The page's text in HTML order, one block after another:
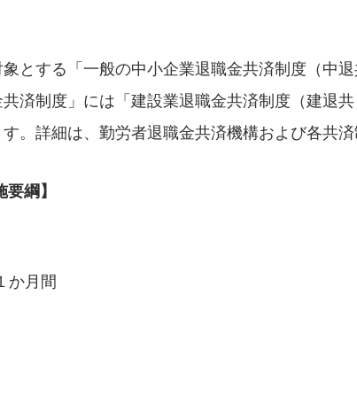
とする「一般の中小企業退職金共済制度（中
済制度」には「建設業退職金共済制度（建退
。詳細は、勤労者退職金共済機構および各共
綱】
か月間